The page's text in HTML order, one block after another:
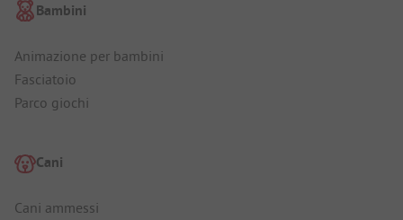
Bambini
Animazione per bambini
Fasciatoio
Parco giochi
Cani
Cani ammessi